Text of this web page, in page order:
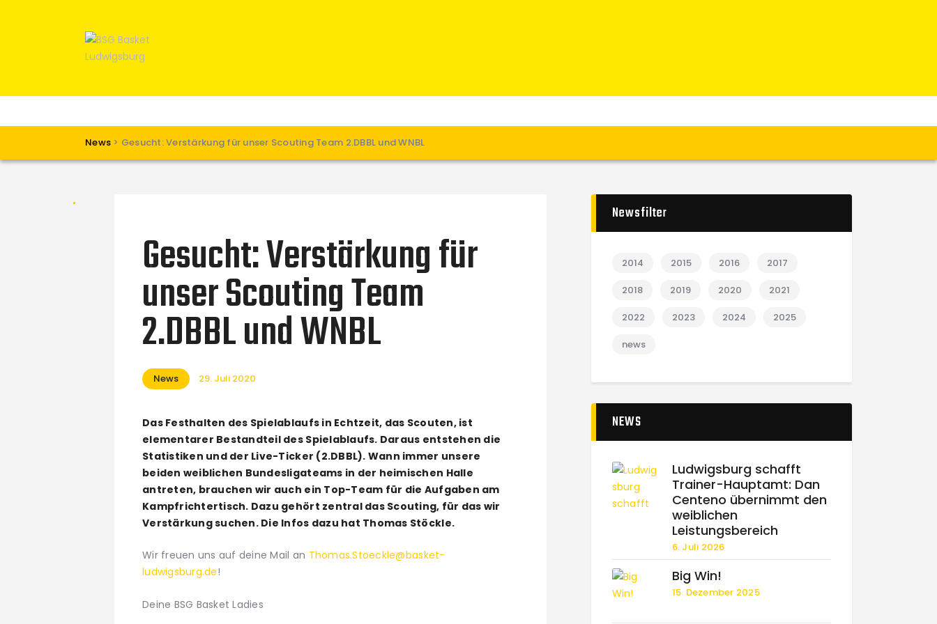
News > Gesucht: Verstärkung für unser Scouting Team 2.DBBL und WNBL
Spielbetrieb
Gesucht: Verstärkung für
unser Scouting Team
2.DBBL und WNBL
News 29. Juli 2020
Das Festhalten des Spielablaufs in Echtzeit, das Scouten, ist
elementarer Bestandteil des Spielablaufs. Daraus entstehen die
Statistiken und der Live-Ticker (2.DBBL). Wann immer unsere
beiden weiblichen Bundesligateams in der heimischen Halle
antreten, brauchen wir auch ein Top-Team für die Aufgaben am
Kampfrichtertisch. Dazu gehört zentral das Scouting, für das wir
Verstärkung suchen. Die Infos dazu hat Thomas Stöckle.
Wir freuen uns auf deine Mail an Thomas.Stoeckle@basket-
ludwigsburg.de!
Deine BSG Basket Ladies
Newsfilter
2014 2015 2016 2017
2018 2019 2020 2021
2022 2023 2024 2025
news
NEWS
Ludwigsburg schafft
Trainer-Hauptamt: Dan
Centeno übernimmt den
weiblichen
Leistungsbereich
6. Juli 2026
Big Win!
15. Dezember 2025